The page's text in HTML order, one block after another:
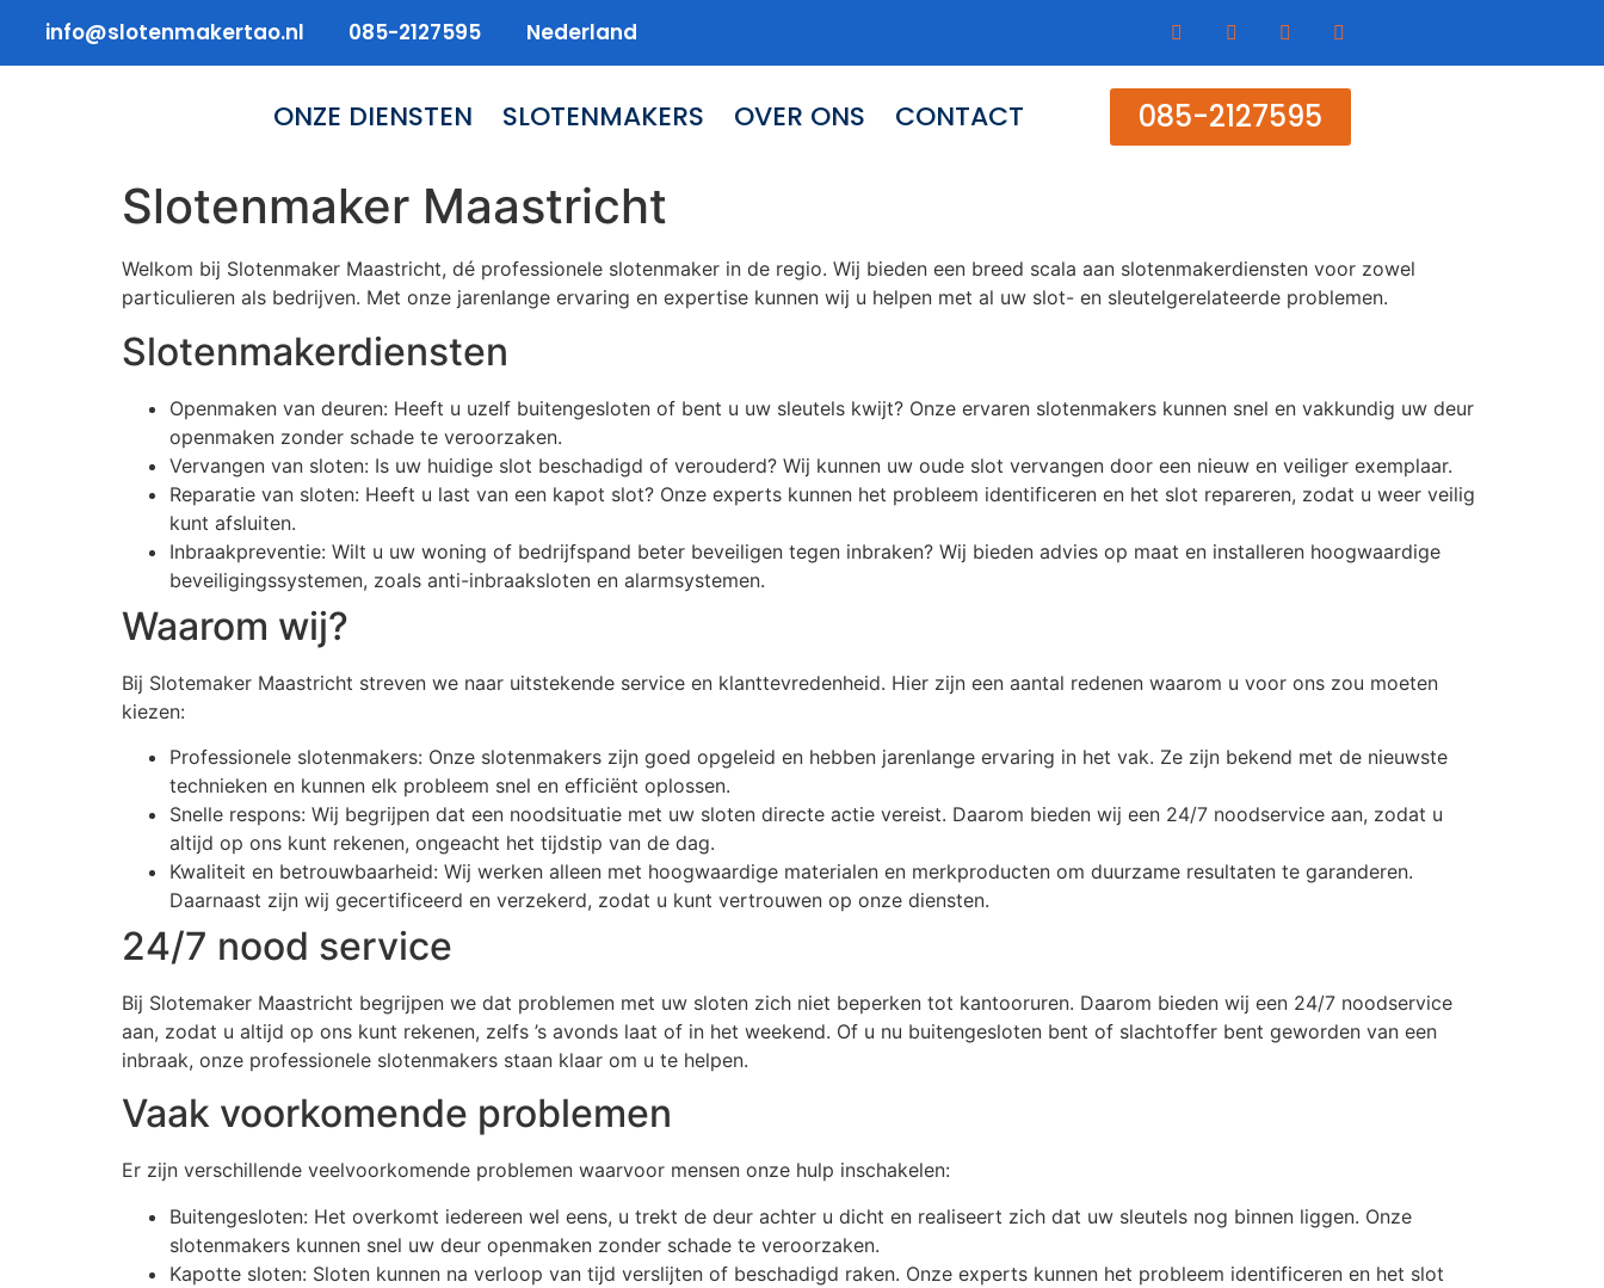
info@slotenmakertao.nl 085-2127595 Nederland
ONZE DIENSTEN SLOTENMAKERS OVER ONS CONTACT 085-2127595
Slotenmaker Maastricht
Welkom bij Slotenmaker Maastricht, dé professionele slotenmaker in de regio. Wij bieden een breed scala aan slotenmakerdiensten voor zowel
particulieren als bedrijven. Met onze jarenlange ervaring en expertise kunnen wij u helpen met al uw slot- en sleutelgerelateerde problemen.
Slotenmakerdiensten
Openmaken van deuren: Heeft u uzelf buitengesloten of bent u uw sleutels kwijt? Onze ervaren slotenmakers kunnen snel en vakkundig uw deur
openmaken zonder schade te veroorzaken.
Vervangen van sloten: Is uw huidige slot beschadigd of verouderd? Wij kunnen uw oude slot vervangen door een nieuw en veiliger exemplaar.
Reparatie van sloten: Heeft u last van een kapot slot? Onze experts kunnen het probleem identificeren en het slot repareren, zodat u weer veilig
kunt afsluiten.
Inbraakpreventie: Wilt u uw woning of bedrijfspand beter beveiligen tegen inbraken? Wij bieden advies op maat en installeren hoogwaardige
beveiligingssystemen, zoals anti-inbraaksloten en alarmsystemen.
Waarom wij?
Bij Slotemaker Maastricht streven we naar uitstekende service en klanttevredenheid. Hier zijn een aantal redenen waarom u voor ons zou moeten
kiezen:
Professionele slotenmakers: Onze slotenmakers zijn goed opgeleid en hebben jarenlange ervaring in het vak. Ze zijn bekend met de nieuwste
technieken en kunnen elk probleem snel en efficiënt oplossen.
Snelle respons: Wij begrijpen dat een noodsituatie met uw sloten directe actie vereist. Daarom bieden wij een 24/7 noodservice aan, zodat u
altijd op ons kunt rekenen, ongeacht het tijdstip van de dag.
Kwaliteit en betrouwbaarheid: Wij werken alleen met hoogwaardige materialen en merkproducten om duurzame resultaten te garanderen.
Daarnaast zijn wij gecertificeerd en verzekerd, zodat u kunt vertrouwen op onze diensten.
24/7 nood service
Bij Slotemaker Maastricht begrijpen we dat problemen met uw sloten zich niet beperken tot kantooruren. Daarom bieden wij een 24/7 noodservice
aan, zodat u altijd op ons kunt rekenen, zelfs ’s avonds laat of in het weekend. Of u nu buitengesloten bent of slachtoffer bent geworden van een
inbraak, onze professionele slotenmakers staan klaar om u te helpen.
Vaak voorkomende problemen
Er zijn verschillende veelvoorkomende problemen waarvoor mensen onze hulp inschakelen:
Buitengesloten: Het overkomt iedereen wel eens, u trekt de deur achter u dicht en realiseert zich dat uw sleutels nog binnen liggen. Onze
slotenmakers kunnen snel uw deur openmaken zonder schade te veroorzaken.
Kapotte sloten: Sloten kunnen na verloop van tijd verslijten of beschadigd raken. Onze experts kunnen het probleem identificeren en het slot